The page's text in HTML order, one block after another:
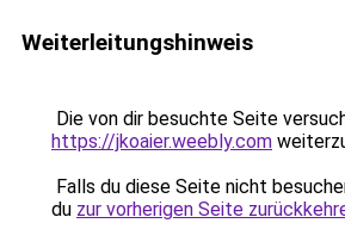
Weiterleitungshinweis
Die von dir besuchte Seite
https://jkoaier.weebly.com
Falls du diese Seite nicht
du zur vorherigen Seite